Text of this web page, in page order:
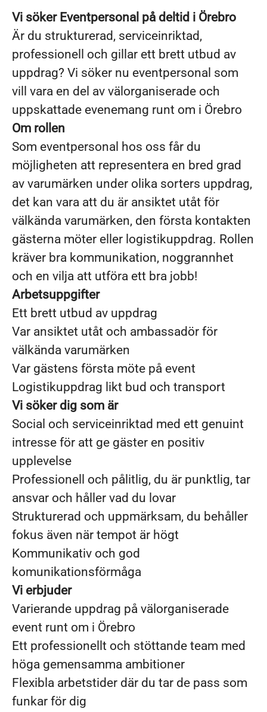
Vi söker Eventpersonal på deltid i Örebro
Är du strukturerad, serviceinriktad,
professionell och gillar ett brett utbud av
uppdrag? Vi söker nu eventpersonal som
vill vara en del av välorganiserade och
uppskattade evenemang runt om i Örebro
Om rollen
Som eventpersonal hos oss får du
möjligheten att representera en bred grad
av varumärken under olika sorters uppdrag,
det kan vara att du är ansiktet utåt för
välkända varumärken, den första kontakten
gästerna möter eller logistikuppdrag. Rollen
kräver bra kommunikation, noggrannhet
och en vilja att utföra ett bra jobb!
Arbetsuppgifter
Ett brett utbud av uppdrag
Var ansiktet utåt och ambassadör för
välkända varumärken
Var gästens första möte på event
Logistikuppdrag likt bud och transport
Vi söker dig som är
Social och serviceinriktad med ett genuint
intresse för att ge gäster en positiv
upplevelse
Professionell och pålitlig, du är punktlig, tar
ansvar och håller vad du lovar
Strukturerad och uppmärksam, du behåller
fokus även när tempot är högt
Kommunikativ och god
komunikationsförmåga
Vi erbjuder
Varierande uppdrag på välorganiserade
event runt om i Örebro
Ett professionellt och stöttande team med
höga gemensamma ambitioner
Flexibla arbetstider där du tar de pass som
funkar för dig